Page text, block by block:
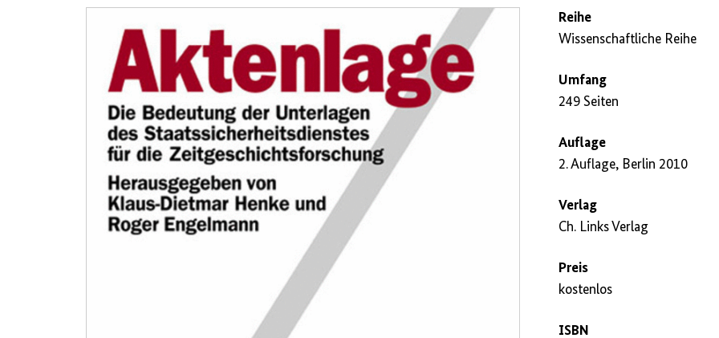
Reihe
Wissenschaftliche Reihe
Umfang
249 Seiten
Auflage
2. Auflage, Berlin 2010
Verlag
Ch. Links Verlag
Preis
kostenlos
ISBN